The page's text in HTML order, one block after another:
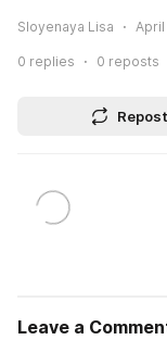
Sloyenaya Lisa April
0 replies 0 reposts
Repost
Leave a